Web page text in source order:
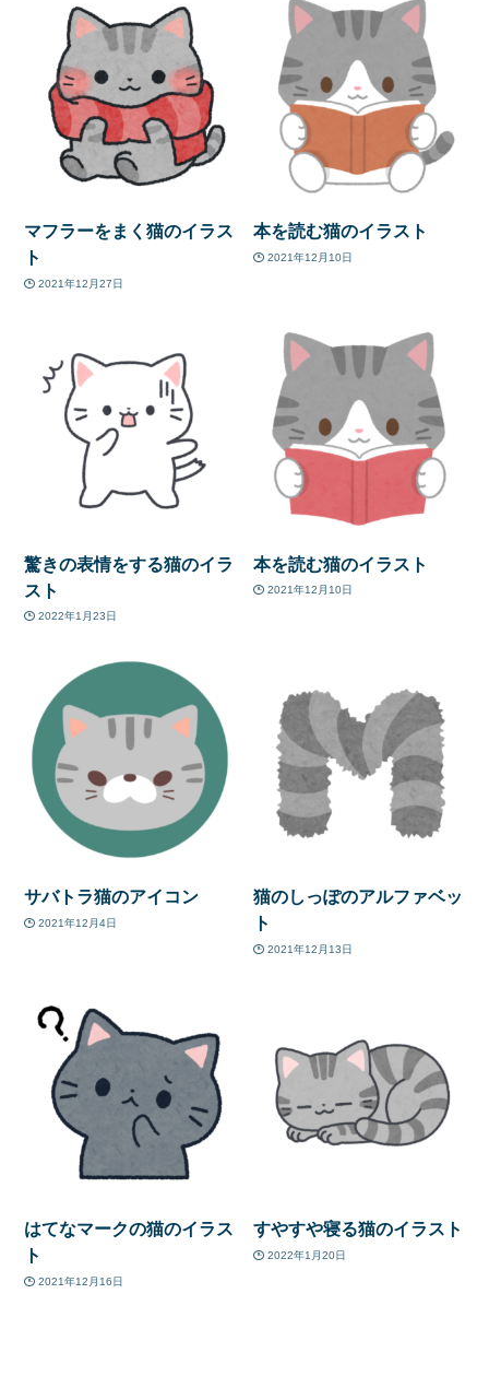
マフラーをまく猫のイラス
ト
2021年12月27日
本を読む猫のイラスト
2021年12月10日
驚きの表情をする猫のイラ
スト
2022年1月23日
本を読む猫のイラスト
2021年12月10日
サバトラ猫のアイコン
2021年12月4日
猫のしっぽのアルファベッ
ト
2021年12月13日
はてなマークの猫のイラス
ト
2021年12月16日
すやすや寝る猫のイラスト
2022年1月20日